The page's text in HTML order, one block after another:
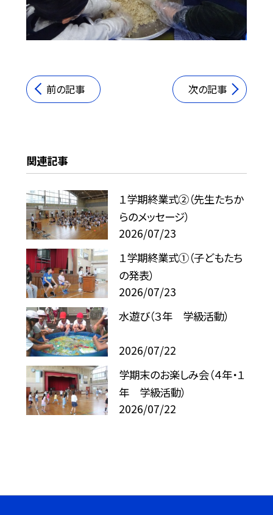
前の記事 次の記事
関連記事
１学期終業式②（先生たちか
らのメッセージ）
2026/07/23
１学期終業式①（子どもたち
の発表）
2026/07/23
水遊び（３年 学級活動）
2026/07/22
学期末のお楽しみ会（４年・１
年 学級活動）
2026/07/22